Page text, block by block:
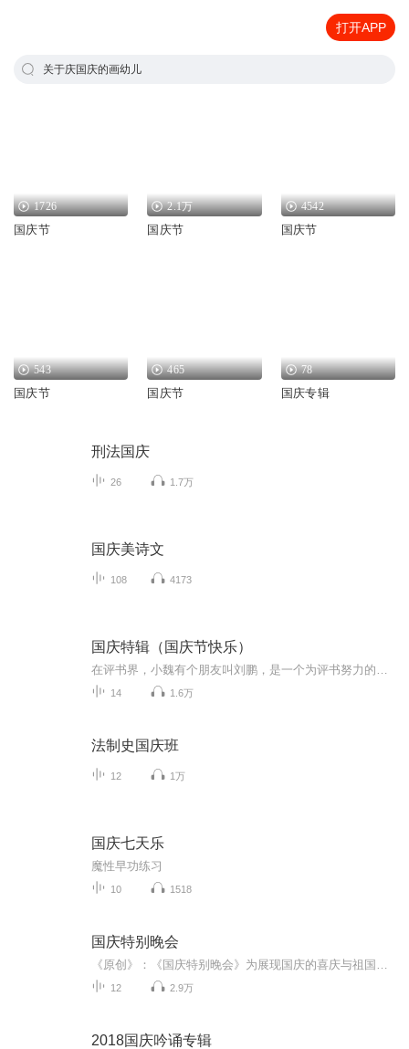
打开APP
关于庆国庆的画幼儿
1726
国庆节
2.1万
国庆节
4542
国庆节
543
国庆节
465
国庆节
78
国庆专辑
刑法国庆
26 1.7万
国庆美诗文
108 4173
国庆特辑（国庆节快乐）
14 1.6万
法制史国庆班
12 1万
国庆七天乐
魔性早功练习
10 1518
国庆特别晚会
12 2.9万
2018国庆吟诵专辑